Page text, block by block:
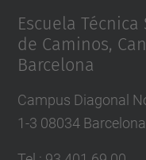
Escuela
de Caminos,
Barcelona
Campus Diagonal
1-3 08034 Barcelona